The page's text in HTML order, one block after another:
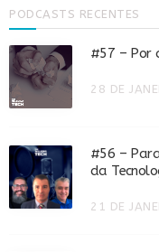
PODCASTS RECENTES
#57 – Por
28 DE
#56 –
da
21 DE